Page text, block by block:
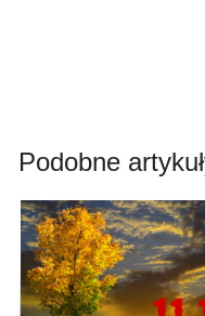
Podobne